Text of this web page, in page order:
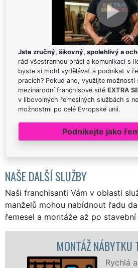
Jste zručný, šikovný, spolehlivý a
rád všestrannou práci a komunikaci s
byste si mohl vydělávat a podnikat v
pracích? Pokud ano, využijte možnosti
mezinárodní franchisové sítě EXTRA
v libovolných řemeslných službách s
možnostmi po celé Evropské unii.
Podnikejte jako
NAŠE DALŠÍ SLUŽBY
Naši franchisanti Vám v oblasti
manželů mohou nabídnout řadu
řemesel a montáže až po stavební
MONTÁŽ NÁBYTKU TŘEBOŇ
Rychlá a levná